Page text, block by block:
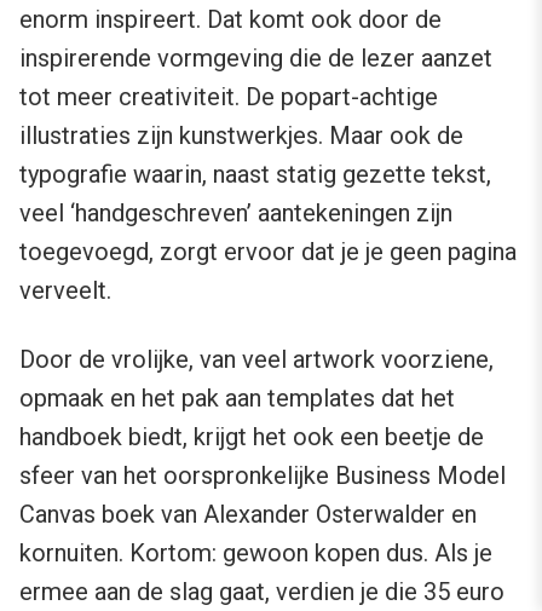
enorm inspireert. Dat komt ook door de
inspirerende vormgeving die de lezer aanzet
tot meer creativiteit. De popart-achtige
illustraties zijn kunstwerkjes. Maar ook de
typografie waarin, naast statig gezette tekst,
veel ‘handgeschreven’ aantekeningen zijn
toegevoegd, zorgt ervoor dat je je geen pagina
verveelt.
Door de vrolijke, van veel artwork voorziene,
opmaak en het pak aan templates dat het
handboek biedt, krijgt het ook een beetje de
sfeer van het oorspronkelijke Business Model
Canvas boek van Alexander Osterwalder en
kornuiten. Kortom: gewoon kopen dus. Als je
ermee aan de slag gaat, verdien je die 35 euro